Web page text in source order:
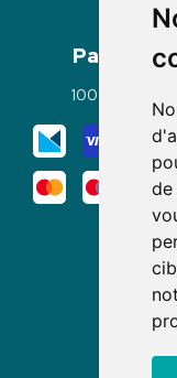
de
Paiement
100% sécurisé